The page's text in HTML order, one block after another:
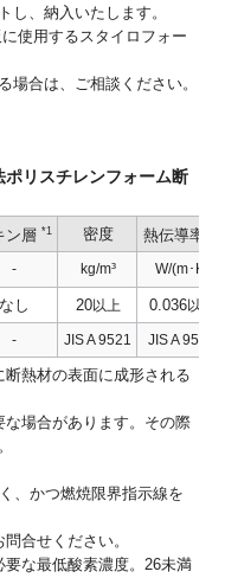
、納入いたします。
使用するスタイロフォー
合は、ご相談ください。
リスチレンフォーム断
ン層*1
-
なし
-
密度
kg/m³
20以上
JIS A 9521
熱伝導率
W/(m･K)
0.036以下
JIS A 9521
断熱材の表面に成形される
な場合があります。その際
、かつ燃焼限界指示線を
合せください。
要な最低酸素濃度。26未満